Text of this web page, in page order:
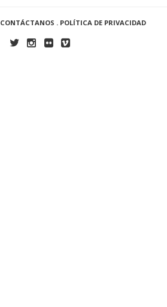
CONTÁCTANOS . POLÍTICA DE PRIVACIDAD